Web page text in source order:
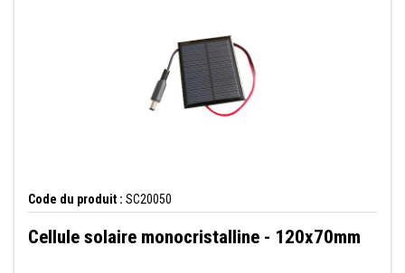
Code du produit : SC20050
Cellule solaire monocristalline - 120x70mm